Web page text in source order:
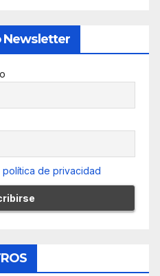
Newsletter
política de privacidad